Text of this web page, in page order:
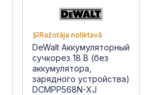
Ražotāja noliktavā
DeWalt Аккумуляторный
сучкорез 18 В (без
аккумулятора,
зарядного устройства)
DCMPP568N-XJ